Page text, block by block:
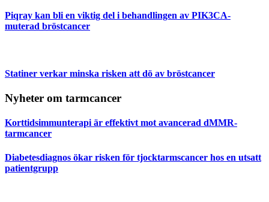
Piqray kan bli en viktig del i behandlingen av PIK3CA-
muterad bröstcancer
Statiner verkar minska risken att dö av bröstcancer
Nyheter om tarmcancer
Korttidsimmunterapi är effektivt mot avancerad dMMR-
tarmcancer
Diabetesdiagnos ökar risken för tjocktarmscancer hos en utsatt
patientgrupp